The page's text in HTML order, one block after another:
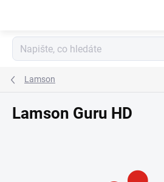
Lamson
Lamson Guru HD